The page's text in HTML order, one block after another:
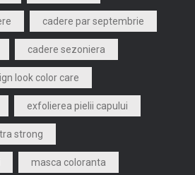
cadere par septembrie
cadere sezoniera
look color care
exfolierea pielii capului
strong
masca coloranta